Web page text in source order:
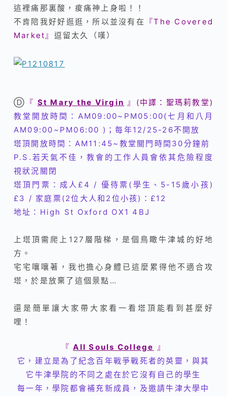
這裡痛那裏酸，痠痛神上身啦！！
不肯陪我好好逛逛，所以並沒有在
『The Covered
Market』 逗留太久（嘆）
Ⓓ 『 St Mary the Virgin 』(中譯：聖瑪莉教堂)
教堂開放時間：AM09:00~PM05:00(七月和八月
AM09:00~PM06:00 )；每年12/25-26不開放
塔頂開放時間：AM11:45~教堂關門時間30分鐘前
P.S.若天氣不佳，教會的工作人員會依其危險程度
視狀況關閉
塔頂門票：成人£4 / 優待票(學生、5-15歲小孩)
£3 / 家庭票(2位大人和2位小孩)： £12
地址：High St Oxford OX1 4BJ
上塔頂需爬上127層階梯，是個鳥瞰牛津城的好地
方。
宅宅嚷嚷著，我也擔心身體已這麼累得他不適合攻
塔，於是放棄了這個景點…
還是簡單讓大家 帶大家看一看塔頂能看到甚麼好
哩！
『All Souls College
』
它，建立是為了紀念百年戰爭戰死者的英靈，與其
它牛津學院的不同之處在於它沒有自己的學生
每一年，學院都會補充新成員，及邀請牛津大學中